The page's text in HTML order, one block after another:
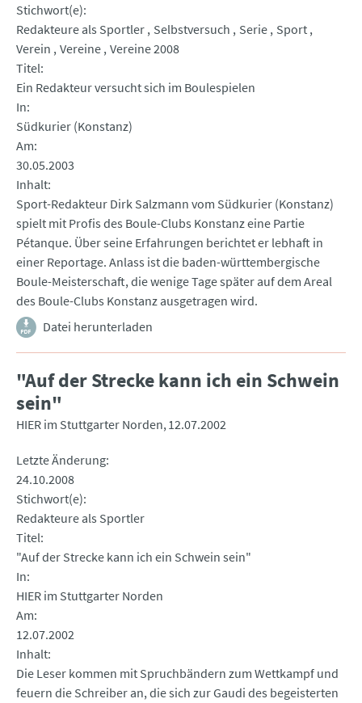
Stichwort(e)
Redakteure als Sportler Selbstversuch Serie Sport
Verein Vereine Vereine 2008
Titel
Ein Redakteur versucht sich im Boulespielen
In
Südkurier (Konstanz)
Am
30.05.2003
Inhalt
Sport-Redakteur Dirk Salzmann vom Südkurier (Konstanz)
spielt mit Profis des Boule-Clubs Konstanz eine Partie
Pétanque. Über seine Erfahrungen berichtet er lebhaft in
einer Reportage. Anlass ist die baden-württembergische
Boule-Meisterschaft, die wenige Tage später auf dem Areal
des Boule-Clubs Konstanz ausgetragen wird.
Datei herunterladen
"Auf der Strecke kann ich ein Schwein
sein"
HIER im Stuttgarter Norden 12.07.2002
Letzte Änderung
24.10.2008
Stichwort(e)
Redakteure als Sportler
Titel
"Auf der Strecke kann ich ein Schwein sein"
In
HIER im Stuttgarter Norden
Am
12.07.2002
Inhalt
Die Leser kommen mit Spruchbändern zum Wettkampf und
feuern die Schreiber an, die sich zur Gaudi des begeisterten